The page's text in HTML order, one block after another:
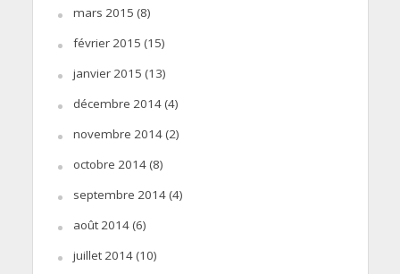
mars 2015 (8)
février 2015 (15)
janvier 2015 (13)
décembre 2014(4)
novembre 2014(2)
octobre 2014(8)
septembre 2014(4)
août 2014(6)
juillet 2014(10)